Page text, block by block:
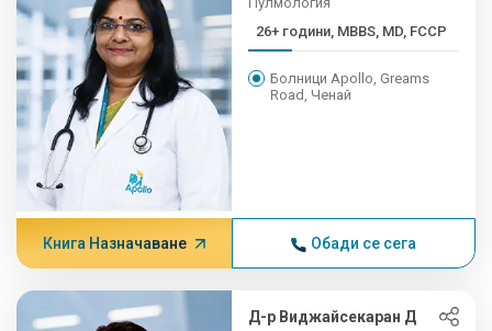
26+ години, MBBS, MD, FCCP
Болници Apollo, Greams
Road, Ченай
Книга Назначаване Обади се сега
Д-р Виджайсекаран Д